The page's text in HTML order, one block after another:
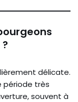
délicate.
période très
souvent à